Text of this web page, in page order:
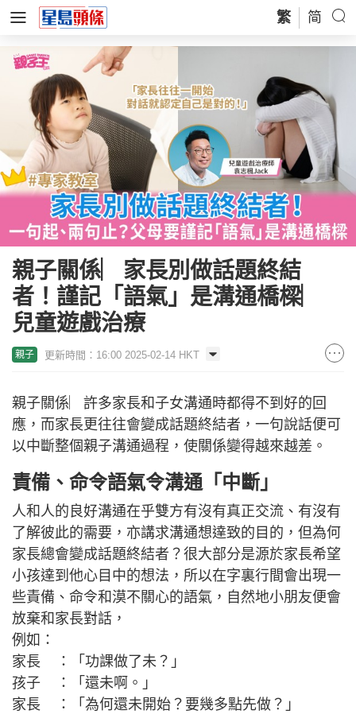
繁 简
親子關係︳家長別做話題終結
者！謹記「語氣」是溝通橋樑︳
兒童遊戲治療
親子 更新時間：16:00 2025-02-14 HKT
親子關係︳許多家長和子女溝通時都得不到好的回
應，而家長更往往會變成話題終結者，一句說話便可
以中斷整個親子溝通過程，使關係變得越來越差。
責備、命令語氣令溝通「中斷」
人和人的良好溝通在乎雙方有沒有真正交流、有沒有
了解彼此的需要，亦講求溝通想達致的目的，但為何
家長總會變成話題終結者？很大部分是源於家長希望
小孩達到他心目中的想法，所以在字裏行間會出現一
些責備、命令和漠不關心的語氣，自然地小朋友便會
放棄和家長對話，
例如：
家長 ：「功課做了未？」
孩子 ：「還未啊。」
家長 ：「為何還未開始？要幾多點先做？」